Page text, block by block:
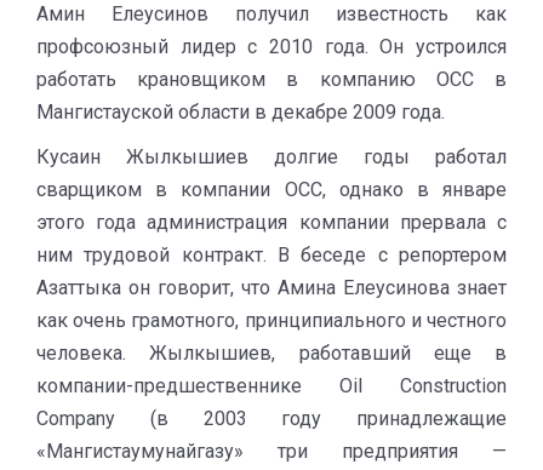
Амин Елеусинов получил известность как
профсоюзный лидер с 2010 года. Он устроился
работать крановщиком в компанию ОСС в
Мангистауской области в декабре 2009 года.
Кусаин Жылкышиев долгие годы работал
сварщиком в компании ОСС, однако в январе
этого года администрация компании прервала с
ним трудовой контракт. В беседе с репортером
Азаттыка он говорит, что Амина Елеусинова знает
как очень грамотного, принципиального и честного
человека. Жылкышиев, работавший еще в
компании-предшественнике Oil Construction
Company (в 2003 году принадлежащие
«Мангистаумунайгазу» три предприятия —